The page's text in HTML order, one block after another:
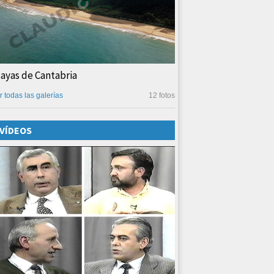
de Cantabria
12 fotos
todas las galerías
VÍDEOS